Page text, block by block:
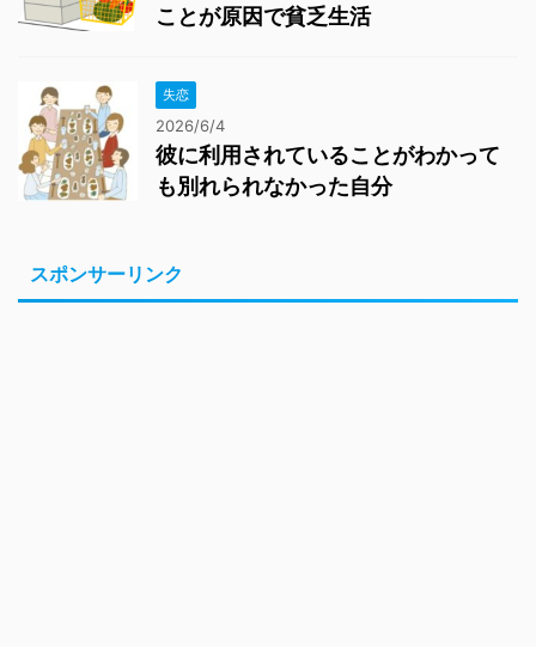
ことが原因で貧乏生活
失恋
2026/6/4
彼に利用されていることがわかって
も別れられなかった自分
スポンサーリンク